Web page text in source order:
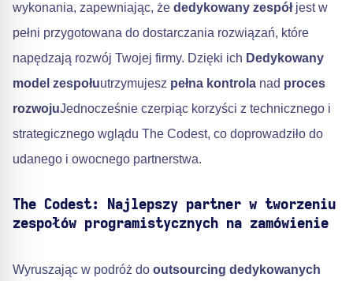
wykonania, zapewniając, że dedykowany zespółjest w
pełni przygotowana do dostarczania rozwiązań, które
napędzają rozwój Twojej firmy. Dzięki ich Dedykowany
model zespołuutrzymujesz pełna kontrola nad proces
rozwojuJednocześnie czerpiąc korzyści z technicznego i
strategicznego wglądu The Codest, co doprowadziło do
udanego i owocnego partnerstwa.
The Codest: Najlepszy partner w tworzeniu
zespołów programistycznych na zamówienie
Wyruszając w podróż do outsourcing dedykowanych